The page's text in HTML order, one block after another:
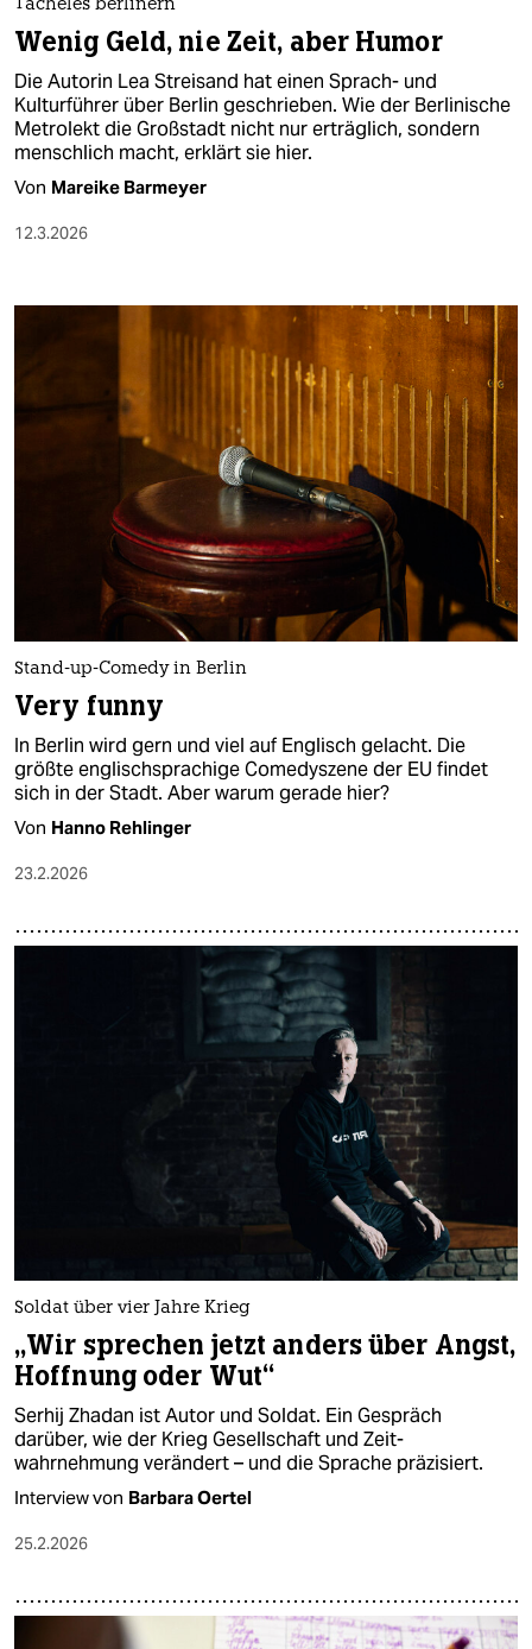
Tacheles berlinern
Wenig Geld, nie Zeit, aber Humor
Die Autorin Lea Streisand hat einen Sprach- und
Kulturführer über Berlin geschrieben. Wie der Berlinische
Metrolekt die Großstadt nicht nur erträglich, sondern
menschlich macht, erklärt sie hier.
Von Mareike Barmeyer
12.3.2026
Stand-up-Comedy in Berlin
Very funny
In Berlin wird gern und viel auf Englisch gelacht. Die
größte englischsprachige Comedyszene der EU findet
sich in der Stadt. Aber warum gerade hier?
Von Hanno Rehlinger
23.2.2026
Soldat über vier Jahre Krieg
„Wir sprechen jetzt anders über Angst,
Hoffnung oder Wut“
Serhij Zhadan ist Autor und Soldat. Ein Gespräch
darüber, wie der Krieg Gesellschaft und Zeit­
wahrnehmung verändert – und die Sprache präzisiert.
Interview von Barbara Oertel
25.2.2026